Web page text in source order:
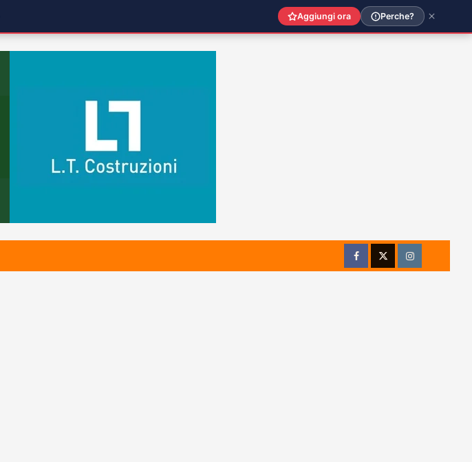
FacebookTwitterInstagram
Aggiungi ora Perche?